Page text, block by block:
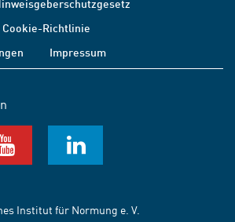
Cookie-Richtlinie
Impressum
Institut für Normung e. V.